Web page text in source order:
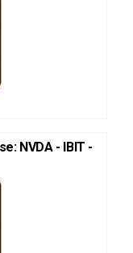
NVDA - IBIT -